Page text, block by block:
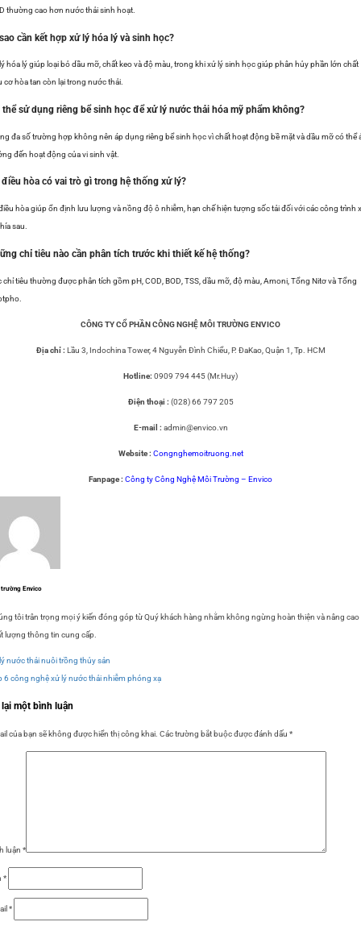
thường cao hơn nước thải sinh hoạt.
cần kết hợp xử lý hóa lý và sinh học?
hóa lý giúp loại bỏ dầu mỡ, chất keo và độ màu, trong khi xử lý sinh học giúp phân hủy phần lớn chất
cơ hòa tan còn lại trong nước thải.
thể sử dụng riêng bể sinh học để xử lý nước thải hóa mỹ phẩm không?
đa số trường hợp không nên áp dụng riêng bể sinh học vì chất hoạt động bề mặt và dầu mỡ có thể
đến hoạt động của vi sinh vật.
điều hòa có vai trò gì trong hệ thống xử lý?
hòa giúp ổn định lưu lượng và nồng độ ô nhiễm, hạn chế hiện tượng sốc tải đối với các công trình
sau.
chỉ tiêu nào cần phân tích trước khi thiết kế hệ thống?
chỉ tiêu thường được phân tích gồm pH, COD, BOD, TSS, dầu mỡ, độ màu, Amoni, Tổng Nitơ và Tổng
CÔNG TY CỔ PHẦN CÔNG NGHỆ MÔI TRƯỜNG ENVICO
Địa chỉ : Lầu 3, Indochina Tower, 4 Nguyễn Đình Chiểu, P. ĐaKao, Quận 1, Tp. HCM
Hotline: 0909 794 445 (Mr.Huy)
Điện thoại : (028) 66 797 205
E-mail : admin@envico.vn
Website : Congnghemoitruong.net
Fanpage : Công ty Công Nghệ Môi Trường – Envico
Envico
tôi trân trọng mọi ý kiến đóng góp từ Quý khách hàng nhằm không ngừng hoàn thiện và nâng cao
lượng thông tin cung cấp.
nước thải nuôi trồng thủy sản
6 công nghệ xử lý nước thải nhiễm phóng xạ
một bình luận
của bạn sẽ không được hiển thị công khai. Các trường bắt buộc được đánh dấu *
luận *
*
*